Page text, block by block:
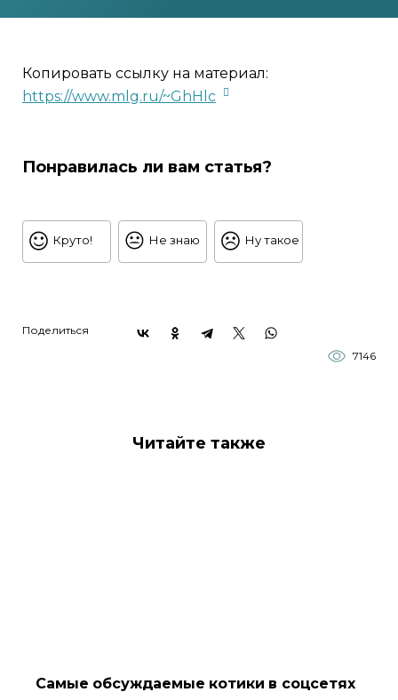
Копировать ссылку на материал:
https://www.mlg.ru/~GhHlc
Понравилась ли вам статья?
Круто! Не знаю Ну такое
Поделиться
7146
Читайте также
Самые обсуждаемые котики в соцсетях